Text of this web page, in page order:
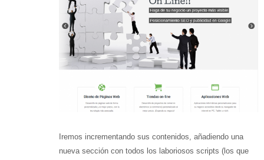
Iremos incrementando sus contenidos, añadiendo una
nueva sección con todos los laboriosos scripts (los que